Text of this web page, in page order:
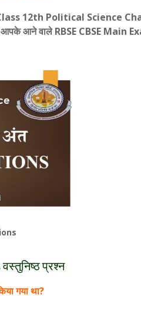
Class 12th Political Science
आने वाले RBSE CBSE Main
प्रश्न
गया था?